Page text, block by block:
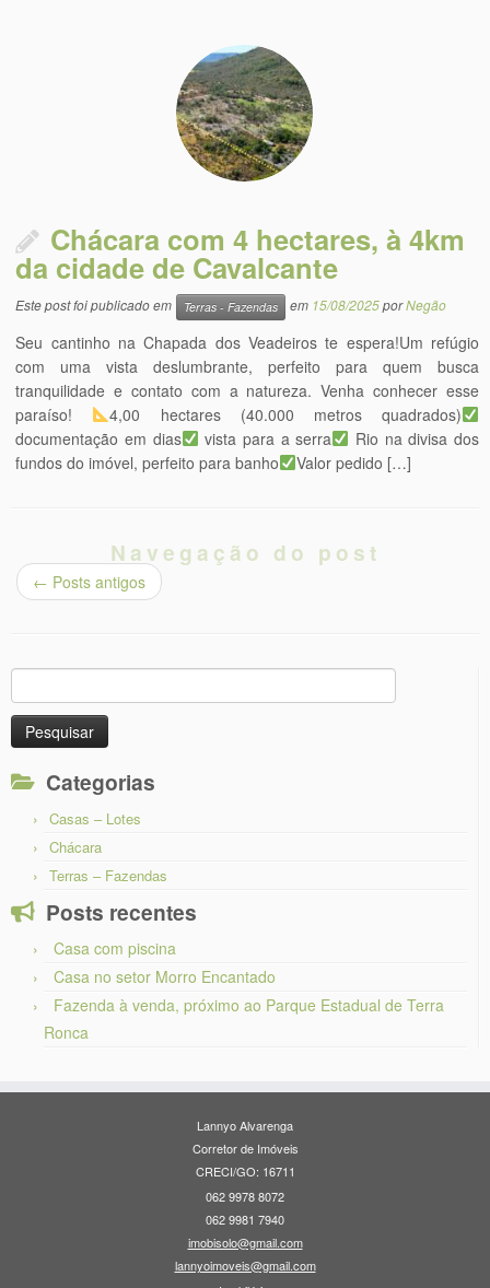
Chácara com 4 hectares, à 4km
da cidade de Cavalcante
Este post foi publicado em Terras - Fazendas em 15/08/2025porNegão
Seu cantinho na Chapada dos Veadeiros te espera!Um refúgio
com uma vista deslumbrante, perfeito para quem busca
tranquilidade e contato com a natureza. Venha conhecer esse
paraíso!
4,00 hectares (40.000 metros quadrados)
documentação em dias
vista para a serra
Rio na divisa dos
fundos do imóvel, perfeito para banho
Valor pedido […]
Navegação do post
← Posts antigos
por:
Categorias
Casas – Lotes
Chácara
Terras – Fazendas
Posts recentes
Casa com piscina
Casa no setor Morro Encantado
Fazenda à venda, próximo ao Parque Estadual de Terra
Ronca
Lannyo Alvarenga
Corretor de Imóveis
CRECI/GO: 16711
062 9978 8072
062 9981 7940
imobisolo@gmail.com
lannyoimoveis@gmail.com